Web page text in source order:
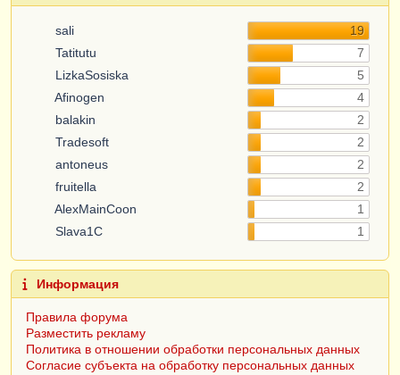
sali
19
Tatitutu
7
LizkaSosiska
5
Afinogen
4
balakin
2
Tradesoft
2
antoneus
2
fruitella
2
AlexMainCoon
1
Slava1C
1
Информация
Правила форума
Разместить рекламу
Политика в отношении обработки персональных данных
Согласие субъекта на обработку персональных данных